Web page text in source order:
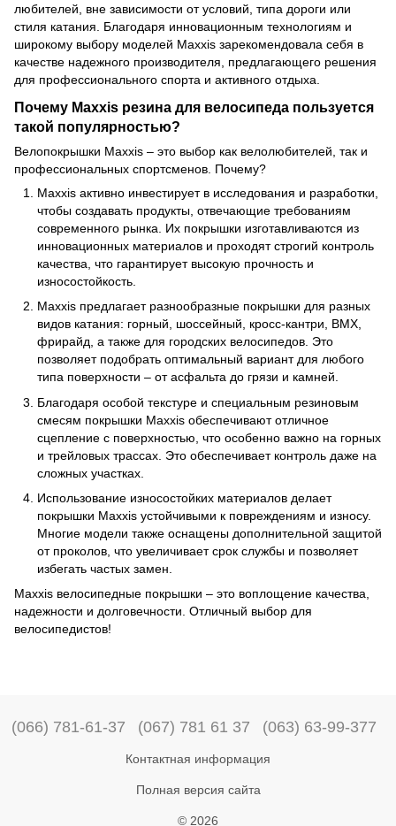
любителей, вне зависимости от условий, типа дороги или
стиля катания. Благодаря инновационным технологиям и
широкому выбору моделей Maxxis зарекомендовала себя в
качестве надежного производителя, предлагающего решения
для профессионального спорта и активного отдыха.
Почему Maxxis резина для велосипеда пользуется
такой популярностью?
Велопокрышки Maxxis – это выбор как велолюбителей, так и
профессиональных спортсменов. Почему?
Maxxis активно инвестирует в исследования и разработки,
чтобы создавать продукты, отвечающие требованиям
современного рынка. Их покрышки изготавливаются из
инновационных материалов и проходят строгий контроль
качества, что гарантирует высокую прочность и
износостойкость.
Maxxis предлагает разнообразные покрышки для разных
видов катания: горный, шоссейный, кросс-кантри, BMX,
фрирайд, а также для городских велосипедов. Это
позволяет подобрать оптимальный вариант для любого
типа поверхности – от асфальта до грязи и камней.
Благодаря особой текстуре и специальным резиновым
смесям покрышки Maxxis обеспечивают отличное
сцепление с поверхностью, что особенно важно на горных
и трейловых трассах. Это обеспечивает контроль даже на
сложных участках.
Использование износостойких материалов делает
покрышки Maxxis устойчивыми к повреждениям и износу.
Многие модели также оснащены дополнительной защитой
от проколов, что увеличивает срок службы и позволяет
избегать частых замен.
Maxxis велосипедные покрышки – это воплощение качества,
надежности и долговечности. Отличный выбор для
велосипедистов!
(066) 781-61-37 (067) 781 61 37 (063) 63-99-377
Контактная информация
Полная версия сайта
© 2026